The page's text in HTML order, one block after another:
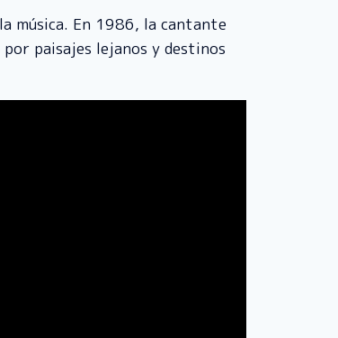
música. En 1986, la cantante
paisajes lejanos y destinos